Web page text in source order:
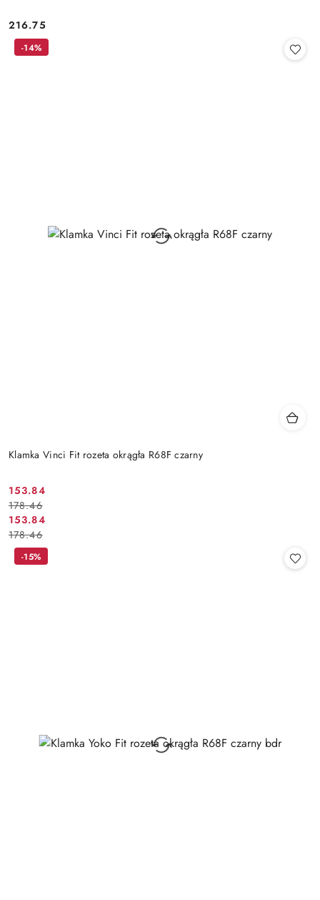
Cena:
216.75
Klamka Vinci Fit rozeta okrągła R68F czarny
Cena
promocyjna:
153.84
Cena
przed
promocją:
178.46
Cena
promocyjna:
153.84
Cena
przed
promocją:
178.46
-14%
-15%